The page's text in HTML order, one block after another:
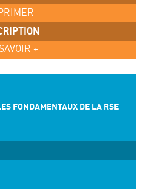
+
FONDAMENTAUX DE LA RSE